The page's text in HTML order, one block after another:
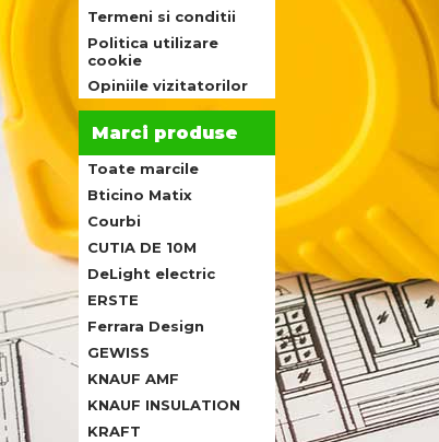
Termeni si conditii
Politica utilizare
cookie
Opiniile vizitatorilor
Marci produse
Toate marcile
Bticino Matix
Courbi
CUTIA DE 10M
DeLight electric
ERSTE
Ferrara Design
GEWISS
KNAUF AMF
KNAUF INSULATION
KRAFT